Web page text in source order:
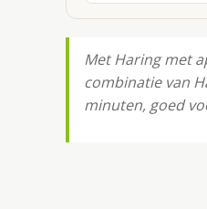
Met Haring met
combinatie van
minuten, goed